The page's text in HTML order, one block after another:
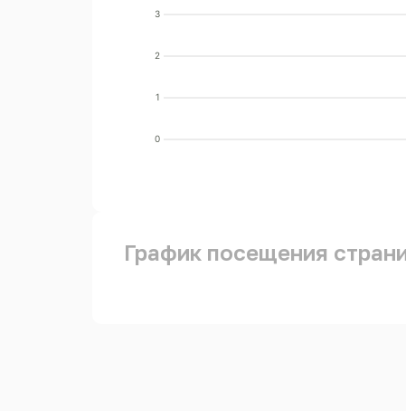
0
1
2
3
График посещения